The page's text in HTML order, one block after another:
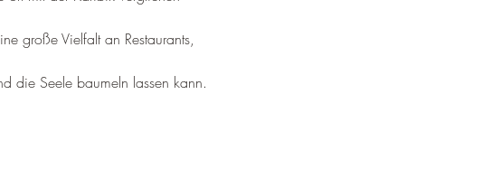
große Vielfalt an Restaurants,
die Seele baumeln lassen kann.